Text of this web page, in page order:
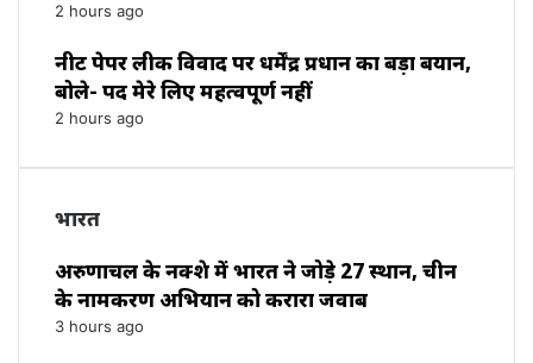
2 hours ago
नीट पेपर लीक विवाद पर धर्मेंद्र प्रधान का बड़ा बयान,
बोले- पद मेरे लिए महत्वपूर्ण नहीं
2 hours ago
भारत
अरुणाचल के नक्शे में भारत ने जोड़े 27 स्थान, चीन
के नामकरण अभियान को करारा जवाब
3 hours ago